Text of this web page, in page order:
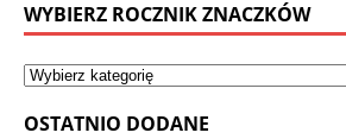
WYBIERZ ROCZNIK ZNACZKÓW
OSTATNIO DODANE